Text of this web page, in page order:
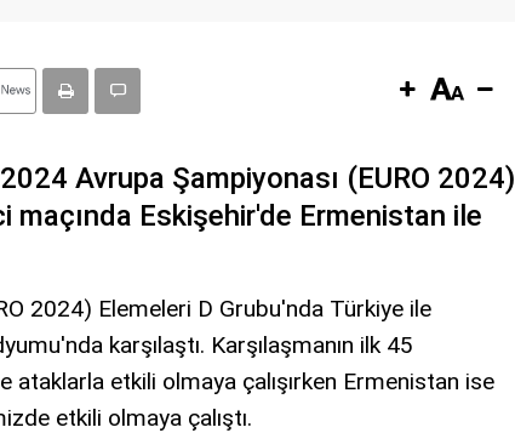
Avrupa Şampiyonası (EURO 2024)
maçında Eskişehir'de Ermenistan ile
2024) Elemeleri D Grubu'nda Türkiye ile
karşılaştı. Karşılaşmanın ilk 45
ataklarla etkili olmaya çalışırken Ermenistan ise
etkili olmaya çalıştı.